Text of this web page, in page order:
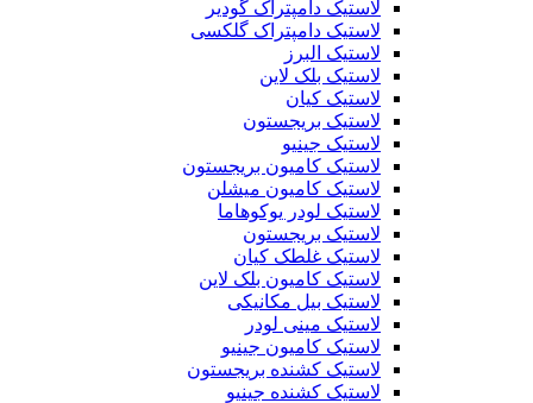
لاستیک دامپتراک گودیر
لاستیک دامپتراک گلکسی
لاستیک البرز
لاستیک بلک لاین
لاستیک کیان
لاستیک بریجستون
لاستیک جینیو
لاستیک کامیون بریجستون
لاستیک کامیون میشلن
لاستیک لودر یوکوهاما
لاستیک بریجستون
لاستیک غلطک کیان
لاستیک کامیون بلک لاین
لاستیک بیل مکانیکی
لاستیک مینی لودر
لاستیک کامیون جینیو
لاستیک کشنده بریجستون
لاستیک کشنده جینیو